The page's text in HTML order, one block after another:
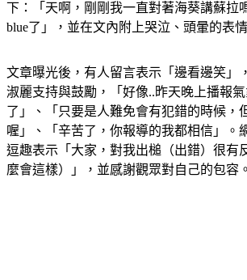
下：「天啊，剛剛我一直對著海葵講蘇拉
blue了」，並在文內附上哭泣、頭暈的表
文章曝光後，有人留言表示「邊看邊笑」
淑麗支持與鼓勵，「好像..昨天晚上播報
了」、「只要是人難免會有犯錯的時候，
喔」、「辛苦了，你報導的我都相信」。
逗趣表示「大家，對我出槌（出錯）很有
麼會這樣）」，並感謝觀眾對自己的包容。